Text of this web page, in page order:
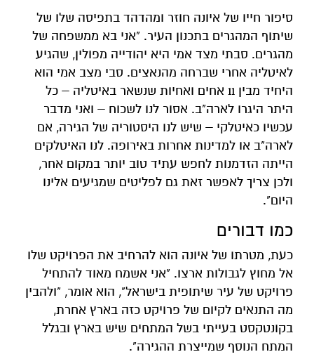
סיפור חייו של איונה חוזר ומהדהד בתפיסה שלו של
שיתוף המהגרים בתכנון העיר. "אני בא ממשפחה של
מהגרים. סבתי מצד אמי היא יהודייה מפולין, שהגיע
לאיטליה אחרי שברחה מהנאצים. סבי מצב אמי הוא
היחיד מבין 11 אחים ואחיות שנשאר באיטליה – כל
היתר היגרו לארה"ב. אסור לנו לשכוח – ואני מדבר
עכשיו כאיטלקי – שיש לנו היסטוריה של הגירה, אם
לארה"ב או למדינות אחרות באירופה. לנו האיטלקים
הייתה הזדמנות לחפש עתיד טוב יותר במקום אחר,
ולכן צריך לאפשר זאת גם לפליטים שמגיעים אלינו
היום".
כמו דבורים
כעת, מטרתו של איונה הוא להרחיב את הפרויקט שלו
אל מחוץ לגבולות ארצו. "אני אשמח מאוד להתחיל
פרויקט של עיר שיתופית בישראל", הוא אומר, "ולהבין
מה התנאים לקיום של פרויקט כזה בארץ אחרת,
בקונטקסט בעייתי בשל המתחים שיש בארץ ובגלל
המתח הנוסף שמייצרת ההגירה".